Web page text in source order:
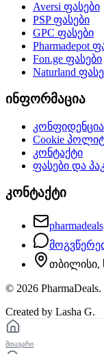
Aversi ფასები
PSPფასები
GPC ფასები
Pharmadepot
Fon.ge ფასები
Naturland
ინფორმაცია
Cookie
კონტაქტი
ფასები და
კონტაქტი
თბილისი,
© 2026
Created by Lasha G.
მთავარი